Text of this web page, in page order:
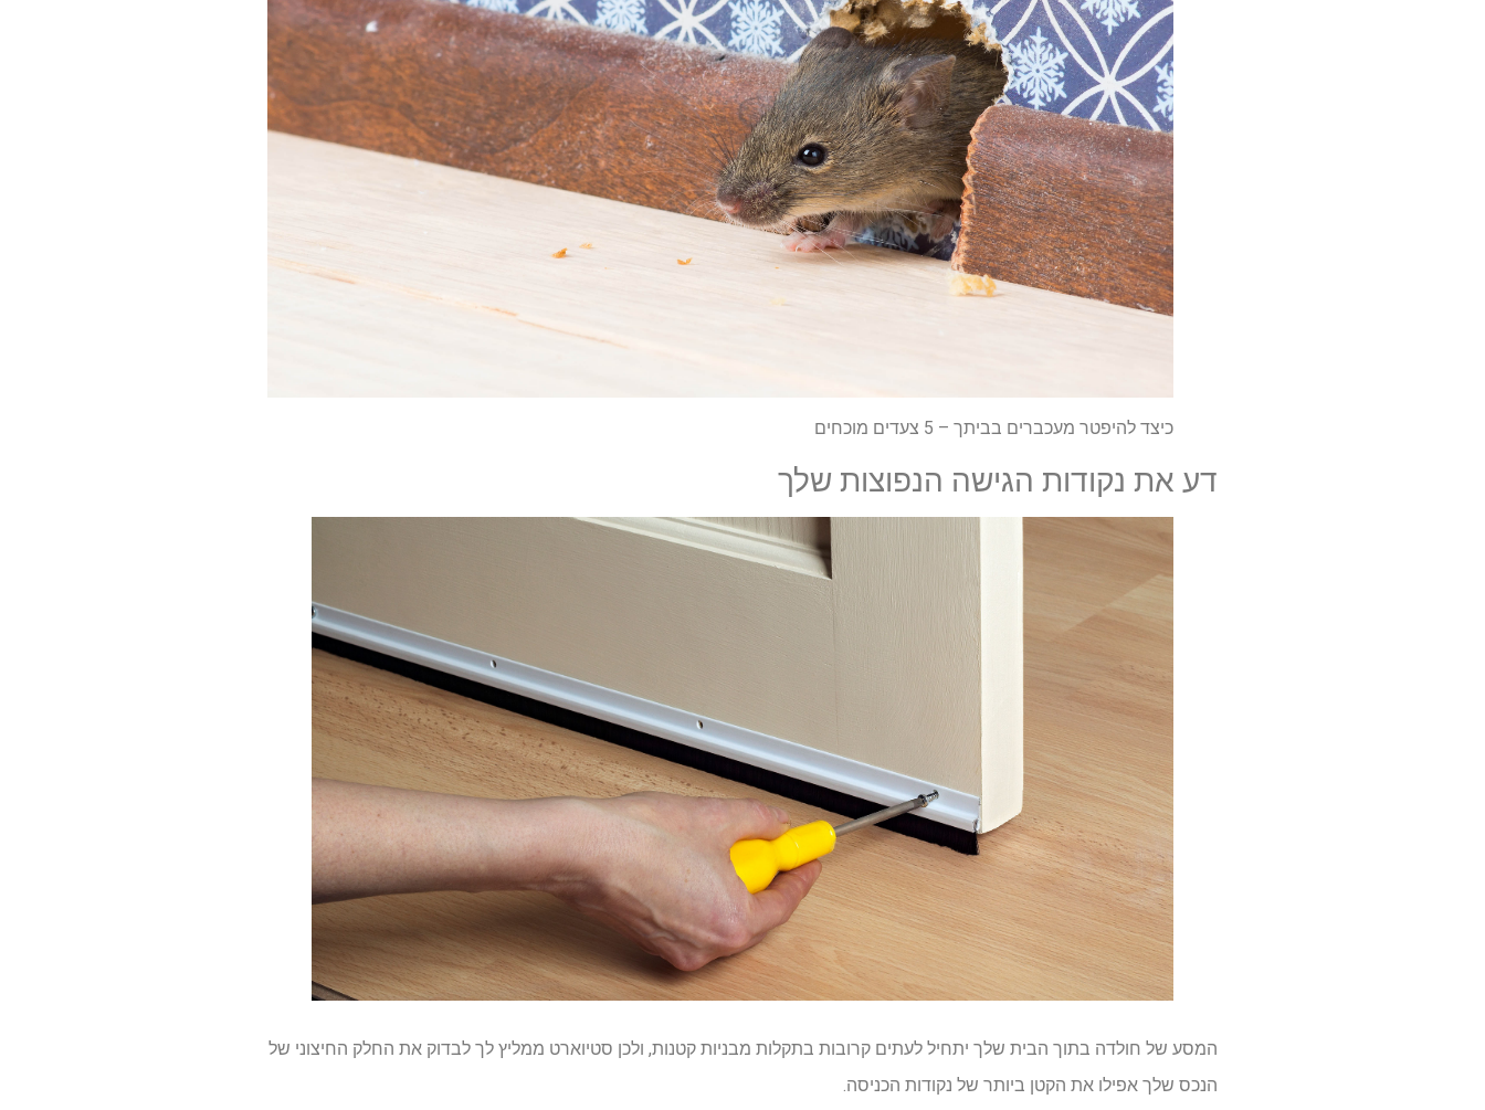
כיצד להיפטר מעכברים בביתך – 5 צעדים מוכחים
דע את נקודות הגישה הנפוצות שלך
המסע של חולדה בתוך הבית שלך יתחיל לעתים קרובות בתקלות מבניות קטנות, ולכן סטיוארט ממליץ לך לבדוק את החלק החיצוני של
הנכס שלך אפילו את הקטן ביותר של נקודות הכניסה.